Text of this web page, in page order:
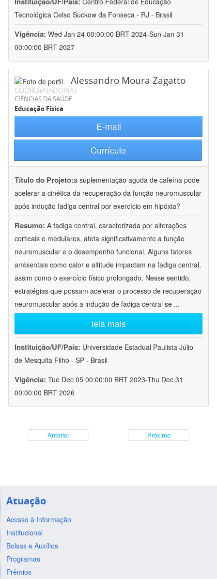
Tecnológica Celso Suckow da Fonseca - RJ - Brasil
Vigência: Wed Jan 24 00:00:00 BRT 2024-Sun Jan 31
00:00:00 BRT 2027
Alessandro Moura Zagatto
COORDENADOR(A)
CIÊNCIAS DA SAÚDE
Educação Física
E-mail
Currículo
Título do Projeto:a suplementação aguda de cafeína pode
acelerar a cinética da recuperação da função neuromuscular
após indução fadiga central por exercício em hipóxia?
Resumo: A fadiga central, caracterizada por alterações
corticais e medulares, afeta significativamente a função
neuromuscular e o desempenho funcional. Alguns fatores
ambientais como calor e altitude impactam na fadiga central,
assim como o exercício físico prolongado. Nesse sentido,
estratégias que possam acelerar o processo de recuperação
neuromuscular após a indução de fadiga central se ...
leia mais
Instituição/UF/País: Universidade Estadual Paulista Júlio
de Mesquita Filho - SP - Brasil
Vigência: Tue Dec 05 00:00:00 BRT 2023-Thu Dec 31
00:00:00 BRT 2026
Anterior Próximo
Atuação
Acesso à Informação
Institucional
Bolsas e Auxílios
Programas
Prêmios